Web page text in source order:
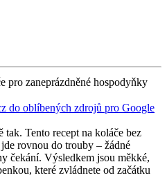
pro zaneprázdněné hospodyňky
do oblíbených zdrojů pro Google
tak. Tento recept na koláče bez
rovnou do trouby – žádné
čekání. Výsledkem jsou měkké,
které zvládnete od začátku